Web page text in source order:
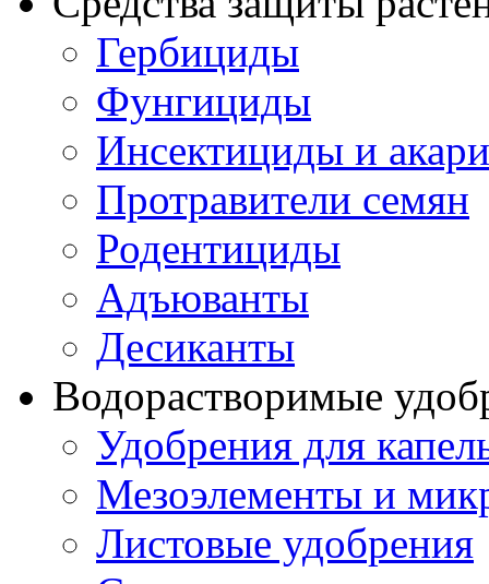
Гербициды
Фунгициды
Инсектициды и
Протравители семян
Родентициды
Адъюванты
Десиканты
Водорастворимые
Удобрения для
Мезоэлементы и
Листовые удобрения